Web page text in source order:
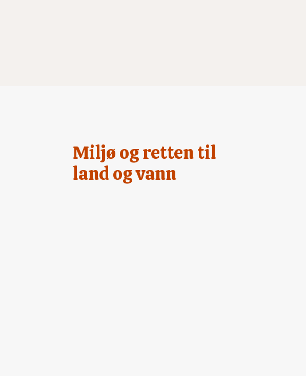
Miljø og retten til
land og vann